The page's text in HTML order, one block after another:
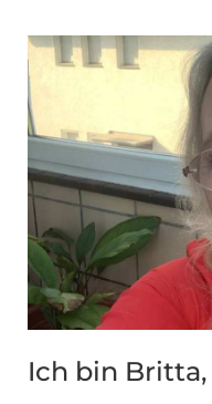
Ich bin Britta,